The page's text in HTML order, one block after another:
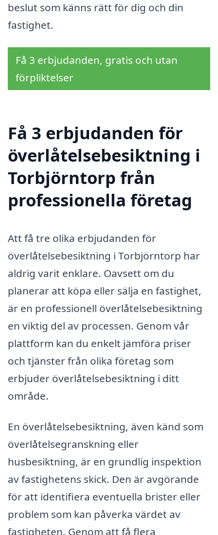
beslut som känns rätt för dig och din
fastighet.
Få 3 erbjudanden, gratis och utan
förpliktelser
Få 3 erbjudanden för
överlåtelsebesiktning i
Torbjörntorp från
professionella företag
Att få tre olika erbjudanden för
överlåtelsebesiktning i Torbjörntorp har
aldrig varit enklare. Oavsett om du
planerar att köpa eller sälja en fastighet,
är en professionell överlåtelsebesiktning
en viktig del av processen. Genom vår
plattform kan du enkelt jämföra priser
och tjänster från olika företag som
erbjuder överlåtelsebesiktning i ditt
område.
En överlåtelsebesiktning, även känd som
överlåtelsegranskning eller
husbesiktning, är en grundlig inspektion
av fastighetens skick. Den är avgörande
för att identifiera eventuella brister eller
problem som kan påverka värdet av
fastigheten. Genom att få flera